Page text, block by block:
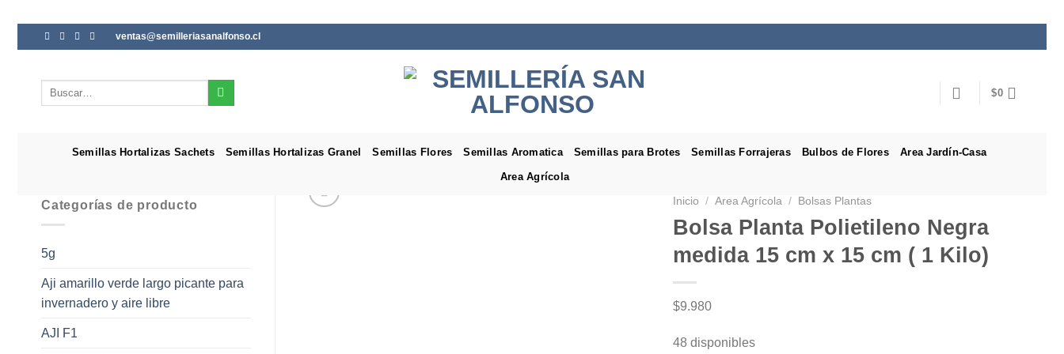
Saltar
al
ventas@semilleriasanalfonso.cl
Buscar
$0
Semillas Hortalizas Sachets Semillas Hortalizas Granel Semillas Flores Semillas Aromatica Semillas para Brotes Semillas Forrajeras Bulbos de Flores Area Jardín-Casa
Area Agrícola
Categorías de producto
5g
Aji amarillo verde largo picante para
invernadero y aire libre
AJI F1
Inicio / Area Agrícola / Bolsas Plantas
Bolsa Planta Polietileno Negra
medida 15 cm x 15 cm ( 1 Kilo)
$9.980
48 disponibles